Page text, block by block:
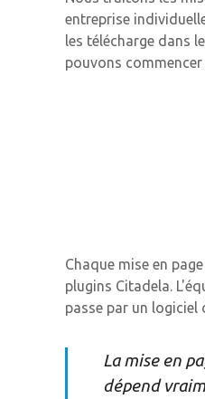
entreprise
les télécharge dans
pouvons commencer
Chaque mise en
plugins Citadela.
passe par un logiciel
La mise en
dépend